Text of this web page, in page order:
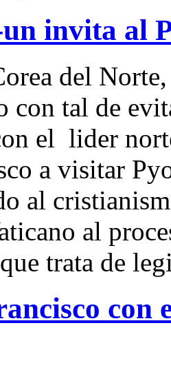
invita al
del
con tal de
el lider
a visitar
al
al
trata de
con